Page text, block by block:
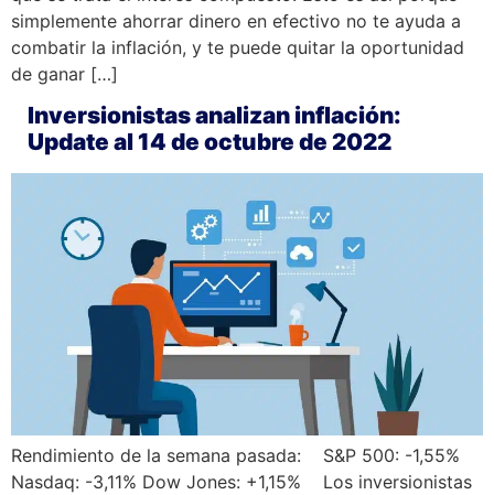
simplemente ahorrar dinero en efectivo no te ayuda a
combatir la inflación, y te puede quitar la oportunidad
de ganar […]
Inversionistas analizan inflación:
Update al 14 de octubre de 2022
Rendimiento de la semana pasada: S&P 500: -1,55%
Nasdaq: -3,11% Dow Jones: +1,15% Los inversionistas